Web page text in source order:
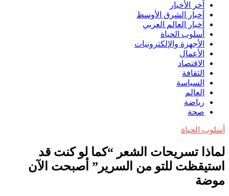
آخر الأخبار
أخبار الشرق الأوسط
أخبار العالم العربي
أسلوب الحياة
الأجهزة والإلكترونيات
الأعمال
الاقتصاد
الثقافة
السياسة
العالم
رياضة
صحة
أسلوب الحياة
لماذا تسريحات الشعر “كما لو كنت قد
استيقظت للتو من السرير” أصبحت الآن
موضة